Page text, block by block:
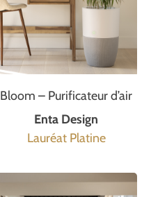
Bloom – Purificateur d’air
Enta Design
Lauréat Platine